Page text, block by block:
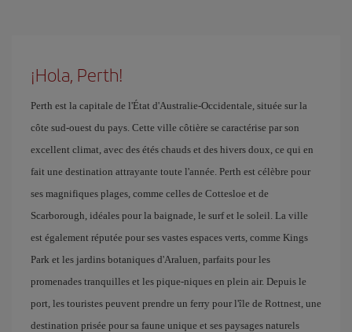
¡Hola, Perth!
Perth est la capitale de l'État d'Australie-Occidentale, située sur la
côte sud-ouest du pays. Cette ville côtière se caractérise par son
excellent climat, avec des étés chauds et des hivers doux, ce qui en
fait une destination attrayante toute l'année. Perth est célèbre pour
ses magnifiques plages, comme celles de Cottesloe et de
Scarborough, idéales pour la baignade, le surf et le soleil. La ville
est également réputée pour ses vastes espaces verts, comme Kings
Park et les jardins botaniques d'Araluen, parfaits pour les
promenades tranquilles et les pique-niques en plein air. Depuis le
port, les touristes peuvent prendre un ferry pour l'île de Rottnest, une
destination prisée pour sa faune unique et ses paysages naturels